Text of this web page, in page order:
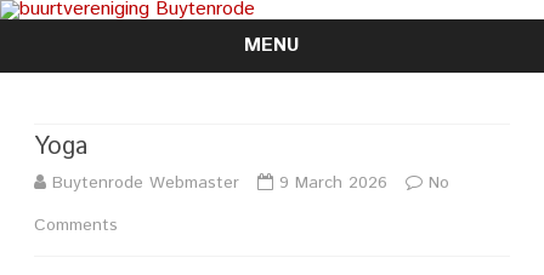
MENU
Skip
Yoga
Buytenrode Webmaster 9 March 2026
No
Comments